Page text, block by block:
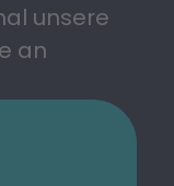
unsere
an